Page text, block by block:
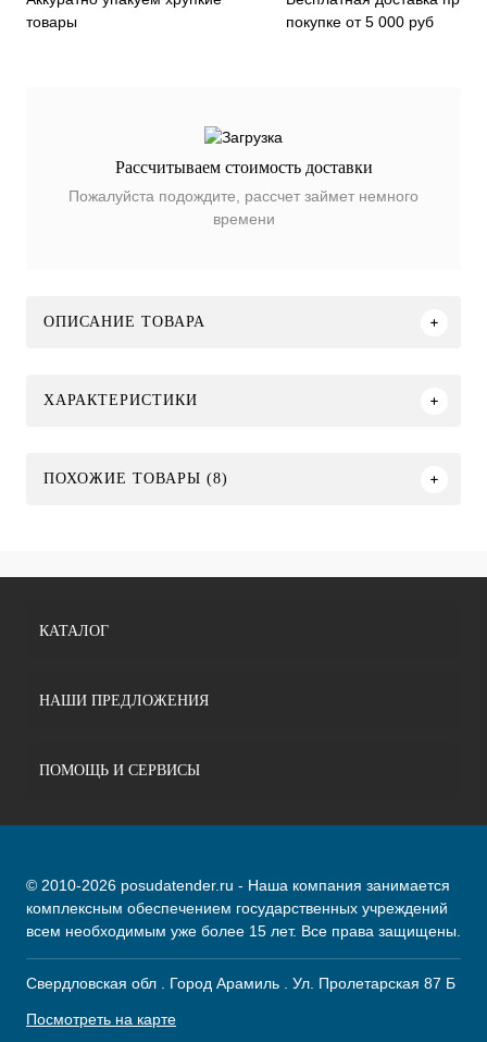
товары
покупке от 5 000 руб
Рассчитываем стоимость доставки
Пожалуйста подождите, рассчет займет немного
времени
ОПИСАНИЕ ТОВАРА
ХАРАКТЕРИСТИКИ
ПОХОЖИЕ ТОВАРЫ (8)
КАТАЛОГ
НАШИ ПРЕДЛОЖЕНИЯ
ПОМОЩЬ И СЕРВИСЫ
© 2010-2026 posudatender.ru - Наша компания занимается
комплексным обеспечением государственных учреждений
всем необходимым уже более 15 лет. Все права защищены.
Свердловская обл . Город Арамиль . Ул. Пролетарская 87 Б
Посмотреть на карте